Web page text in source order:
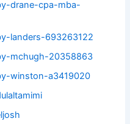
drane-cpa-mba-
landers-693263122
mchugh-20358863
winston-a3419020